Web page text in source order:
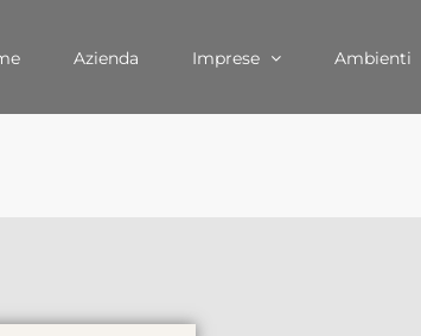
Azienda Imprese Ambienti